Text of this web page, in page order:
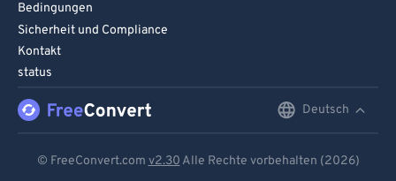
Bedingungen
Sicherheit und Compliance
Kontakt
status
Deutsch
© FreeConvert.com v2.30 Alle Rechte vorbehalten (2026)